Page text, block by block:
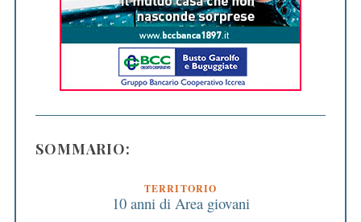
SOMMARIO:
TERRITORIO
10 anni di Area giovani